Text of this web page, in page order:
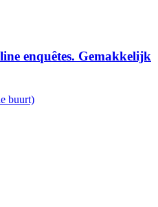
enquêtes. Gemakkelijk
buurt)